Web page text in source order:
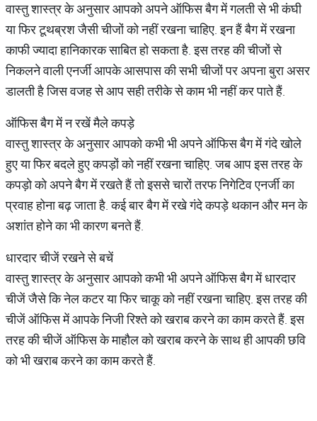
वास्तु शास्त्र के अनुसार आपको अपने ऑफिस बैग में गलती से भी कंघी
या फिर टूथब्रश जैसी चीजों को नहीं रखना चाहिए. इन हैं बैग में रखना
काफी ज्यादा हानिकारक साबित हो सकता है. इस तरह की चीजों से
निकलने वाली एनर्जी आपके आसपास की सभी चीजों पर अपना बुरा असर
डालती है जिस वजह से आप सही तरीके से काम भी नहीं कर पाते हैं.
ऑफिस बैग में न रखें मैले कपड़े
वास्तु शास्त्र के अनुसार आपको कभी भी अपने ऑफिस बैग में गंदे खोले
हुए या फिर बदले हुए कपड़ों को नहीं रखना चाहिए. जब आप इस तरह के
कपड़ो को अपने बैग में रखते हैं तो इससे चारों तरफ निगेटिव एनर्जी का
प्रवाह होना बढ़ जाता है. कई बार बैग में रखे गंदे कपड़े थकान और मन के
अशांत होने का भी कारण बनते हैं.
धारदार चीजें रखने से बचें
वास्तु शास्त्र के अनुसार आपको कभी भी अपने ऑफिस बैग में धारदार
चीजें जैसे कि नेल कटर या फिर चाकू को नहीं रखना चाहिए. इस तरह की
चीजें ऑफिस में आपके निजी रिश्ते को खराब करने का काम करते हैं. इस
तरह की चीजें ऑफिस के माहौल को खराब करने के साथ ही आपकी छवि
को भी खराब करने का काम करते हैं.